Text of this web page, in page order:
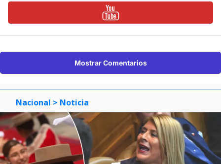
Mostrar Comentarios
Nacional > Noticia